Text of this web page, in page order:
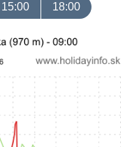
15:00 18:00